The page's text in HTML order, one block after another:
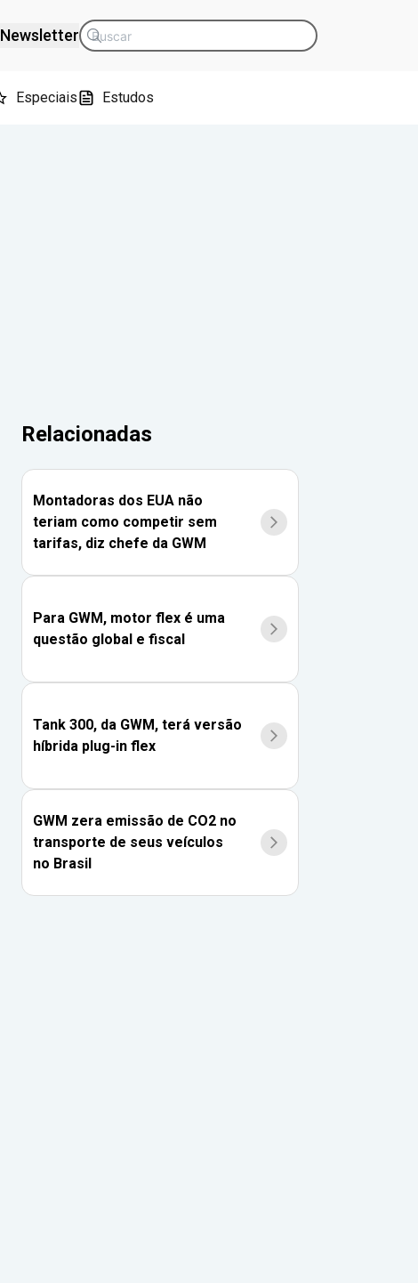
Newsletter
Especiais Estudos
Relacionadas
Montadoras dos EUA não
teriam como competir sem
tarifas, diz chefe da GWM
Para GWM, motor flex é uma
questão global e fiscal
Tank 300, da GWM, terá versão
híbrida plug-in flex
GWM zera emissão de CO2 no
transporte de seus veículos
no Brasil